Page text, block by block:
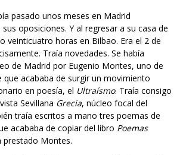
pasado unos meses en Madrid
oposiciones. Y al regresar a su casa de
veinticuatro horas en Bilbao. Era el 2 de
Traía novedades. Se había
de Madrid por Eugenio Montes, uno de
que acababa de surgir un movimiento
en poesía, el Ultraísmo. Traía consigo
Sevillana Grecia, núcleo focal del
traía escritos a mano tres poemas de
acababa de copiar del libro Poemas
prestado Montes.